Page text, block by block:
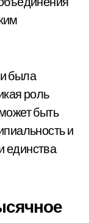
была
роль
быть
и
единства